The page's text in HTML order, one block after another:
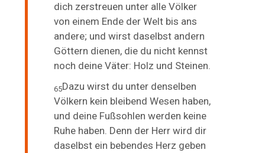
dich zerstreuen unter alle Völker
von einem Ende der Welt bis ans
andere; und wirst daselbst andern
Göttern dienen, die du nicht kennst
noch deine Väter: Holz und Steinen.
65Dazu wirst du unter denselben
Völkern kein bleibend Wesen haben,
und deine Fußsohlen werden keine
Ruhe haben. Denn der Herr wird dir
daselbst ein bebendes Herz geben